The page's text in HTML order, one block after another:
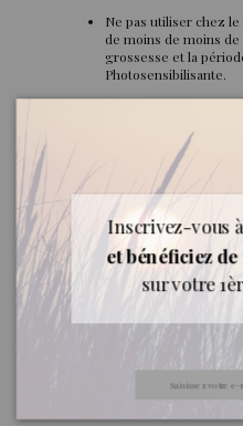
Ne pas utiliser chez
de moins de moins
grossesse et la
Photosensibilisante.
Engagement : huile
pure et naturelle
les composants
Documents
Inscrivez-vous
et bénéficiez
sur votre